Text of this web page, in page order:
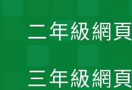
二年級網頁
三年級網頁